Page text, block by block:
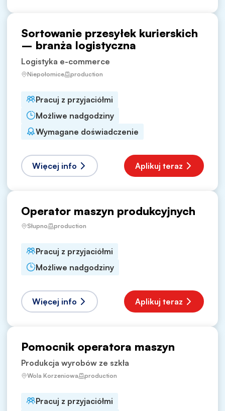
Sortowanie przesyłek kurierskich
– branża logistyczna
Logistyka e-commerce
Niepołomice production
Pracuj z przyjaciółmi
Możliwe nadgodziny
Wymagane doświadczenie
Więcej info Aplikuj teraz
Operator maszyn produkcyjnych
Słupno production
Pracuj z przyjaciółmi
Możliwe nadgodziny
Więcej info Aplikuj teraz
Pomocnik operatora maszyn
Produkcja wyrobów ze szkła
Wola Korzeniowa production
Pracuj z przyjaciółmi